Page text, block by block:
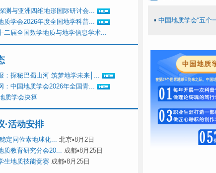
测与亚洲四维地形国际研讨会...
质学会2026年度全国地学科普...
二届全国数学地质与地学信息学术...
：探秘巴蜀山河 筑梦地学未来│...
：中国地质学会2026年全国青...
质学会决算
·活动安排
定同位素地球化... 北京▪8月2日
质教育研究分会20... 成都▪8月25日
生地质技能竞赛 成都▪8月25日
▪ 中国地质学会“五个